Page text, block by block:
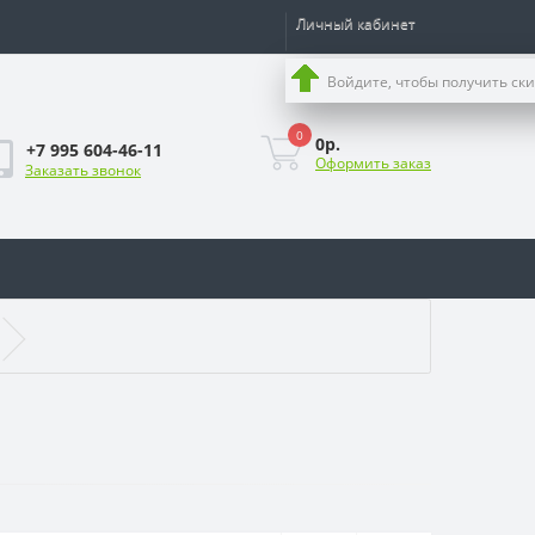
Личный кабинет
Войдите, чтобы получить
+7 995 604-46-11
Заказать звонок
0 0р.
Оформить заказ